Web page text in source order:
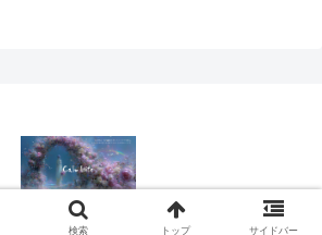
© 2022 Calmlife.
検索 トップ サイドバー